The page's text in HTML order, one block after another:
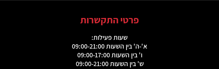
פרטי התקשרות
שעות פעילות:
א'-ה' בין השעות 09:00-21:00
ו' בין השעות 09:00-17:00
ש' בין השעות 09:00-21:00